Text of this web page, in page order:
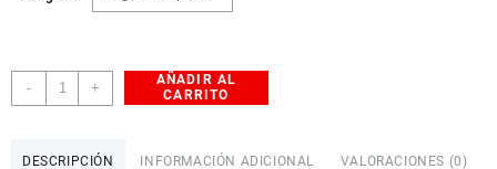
-
Tornillos
Allen
+
AÑADIR AL
CARRITO
DESCRIPCIÓN INFORMACIÓN ADICIONAL VALORACIONES (0)